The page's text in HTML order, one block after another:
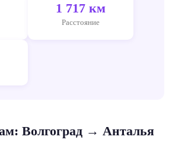
1 717 км
Расстояние
Волгоград → Анталья